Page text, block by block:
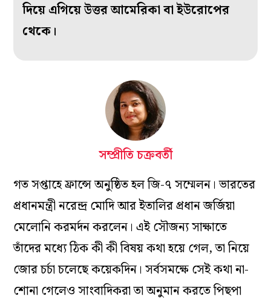
দিয়ে এগিয়ে উত্তর আমেরিকা বা ইউরোপের
থেকে।
সম্প্রীতি চক্রবর্তী
গত সপ্তাহে ফ্রান্সে অনুষ্ঠিত হল জি-৭ সম্মেলন। ভারতের
প্রধানমন্ত্রী নরেন্দ্র মোদি আর ইতালির প্রধান জর্জিয়া
মেলোনি করমর্দন করলেন। এই সৌজন্য সাক্ষাতে
তাঁদের মধ্যে ঠিক কী কী বিষয় কথা হয়ে গেল, তা নিয়ে
জোর চর্চা চলেছে কয়েকদিন। সর্বসমক্ষে সেই কথা না-
শোনা গেলেও সাংবাদিকরা তা অনুমান করতে পিছপা